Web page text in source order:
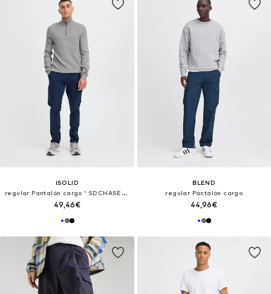
!SOLID
regular Pantalón cargo ' SDCHASEY '
49,46€
BLEND
regular Pantalón cargo
44,96€